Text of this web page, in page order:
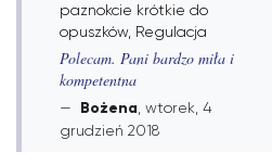
paznokcie krótkie do
opuszków, Regulacja
Polecam. Pani bardzo miła i
kompetentna
Bożena , wtorek, 4
grudzień 2018